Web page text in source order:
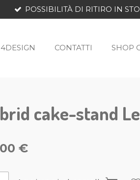
POSSIBILITÀ DI RITIRO IN
4DESIGN CONTATTI SHOP
cake-stand
€